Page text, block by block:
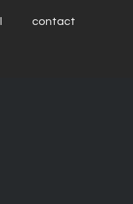
contact